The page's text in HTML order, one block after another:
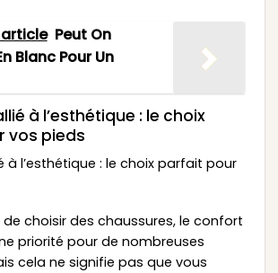
Peut On
Blanc Pour Un
à l’esthétique : le choix
vos pieds
à l’esthétique : le choix parfait pour
de choisir des chaussures, le confort
priorité pour de nombreuses
cela ne signifie pas que vous